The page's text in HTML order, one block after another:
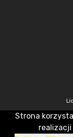
Strona
realizacji